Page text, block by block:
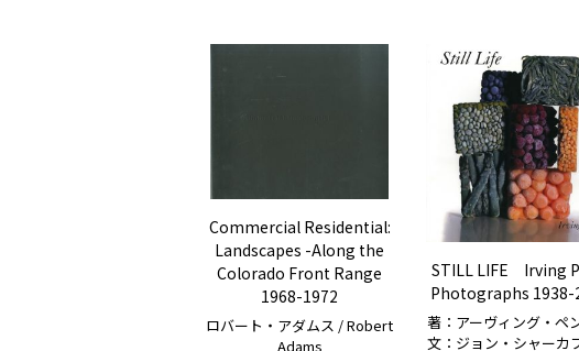
Commercial Residential:
Landscapes -Along the
Colorado Front Range
1968-1972
ロバート・アダムス / Robert
Adams
STILL LIFE Irving
Photographs 1938-
著：アーヴィング・
文：ジョン・シャーカ